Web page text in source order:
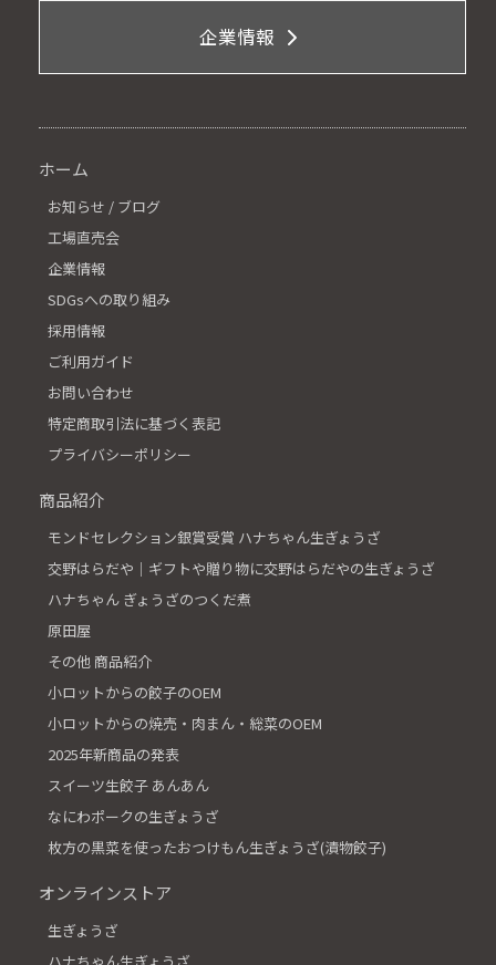
企業情報
ホーム
お知らせ / ブログ
工場直売会
企業情報
SDGsへの取り組み
採用情報
ご利用ガイド
お問い合わせ
特定商取引法に基づく表記
プライバシーポリシー
商品紹介
モンドセレクション銀賞受賞 ハナちゃん生ぎょうざ
交野はらだや│ギフトや贈り物に交野はらだやの生ぎょうざ
ハナちゃん ぎょうざのつくだ煮
原田屋
その他 商品紹介
小ロットからの餃子のOEM
小ロットからの焼売・肉まん・総菜のOEM
2025年新商品の発表
スイーツ生餃子 あんあん
なにわポークの生ぎょうざ
枚方の黒菜を使ったおつけもん生ぎょうざ(漬物餃子)
オンラインストア
生ぎょうざ